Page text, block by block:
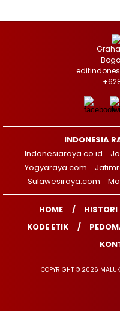
INDONESIA
Indonesiaraya.co.id
Yogyaraya.com
Sulawesiraya.com
HOME HISTORI
KODE ETIK
COPYRIGHT © 2026